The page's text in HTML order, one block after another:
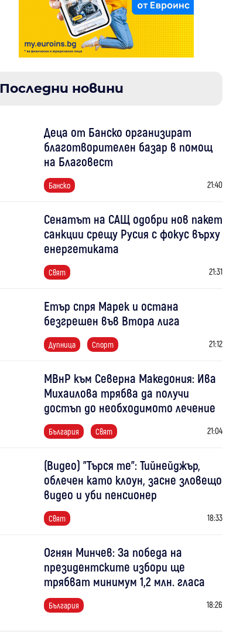
Последни новини
Деца от Банско организират
благотворителен базар в помощ
на Благовест
Банско 21:40
Сенатът на САЩ одобри нов пакет
санкции срещу Русия с фокус върху
енергетиката
Свят 21:31
Етър спря Марек и остана
безгрешен във Втора лига
Дупница Спорт 21:12
МВнР към Северна Македония: Ива
Михаилова трябва да получи
достъп до необходимото лечение
България Свят 21:04
(Видео) "Търся те": Тийнейджър,
облечен като клоун, засне зловещо
видео и уби пенсионер
Свят 18:33
Огнян Минчев: За победа на
президентските избори ще
трябват минимум 1,2 млн. гласа
България 18:26